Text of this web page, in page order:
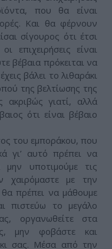
που θα είναι
Και θα φέρνουν
σίγουρος ότι έτσι
επιχειρήσεις είναι
βέβαια πρόκειται να
βάλει το λιθαράκι
της βελτίωσης της
ακριβώς γιατί, αλλά
ότι είναι βέβαιο
του εμποράκου, που
γι’ αυτό πρέπει να
υποτιμούμε τις
χαιρόμαστε με την
πρέπει να μάθουμε
πιστεύω το μεγάλο
οργανωθείτε στα
μην φοβάστε και
σας. Μέσα από την